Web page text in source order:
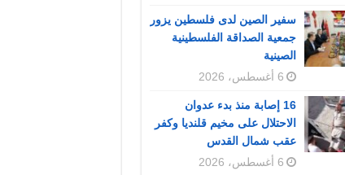
سفير الصين لدى فلسطين يزور
جمعية الصداقة الفلسطينية
الصينية
6 أغسطس، 2026
16 إصابة منذ بدء عدوان
الاحتلال على مخيم قلنديا وكفر
عقب شمال القدس
6 أغسطس، 2026